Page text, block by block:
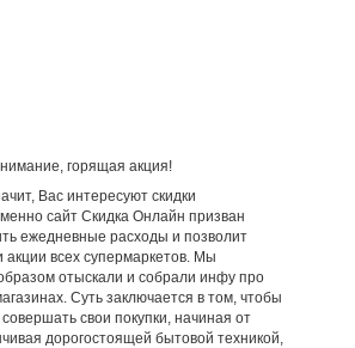
горящая акция!
Вас интересуют скидки
сайт Скидка Онлайн призван
ежедневные расходы и позволит
акции всех супермаркетов. Мы
отыскали и собрали инфу про
Суть заключается в том, чтобы
свои покупки, начиная от
дорогостоящей бытовой техникой,